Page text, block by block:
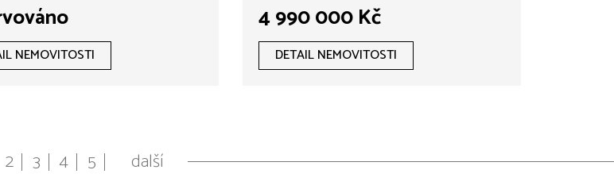
NEMOVITOSTI
4 990 000 Kč
DETAIL NEMOVITOSTI
2 3 4 5 další